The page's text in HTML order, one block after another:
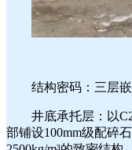
结构密码：三层
井底承托层：以
部铺设100mm级配碎